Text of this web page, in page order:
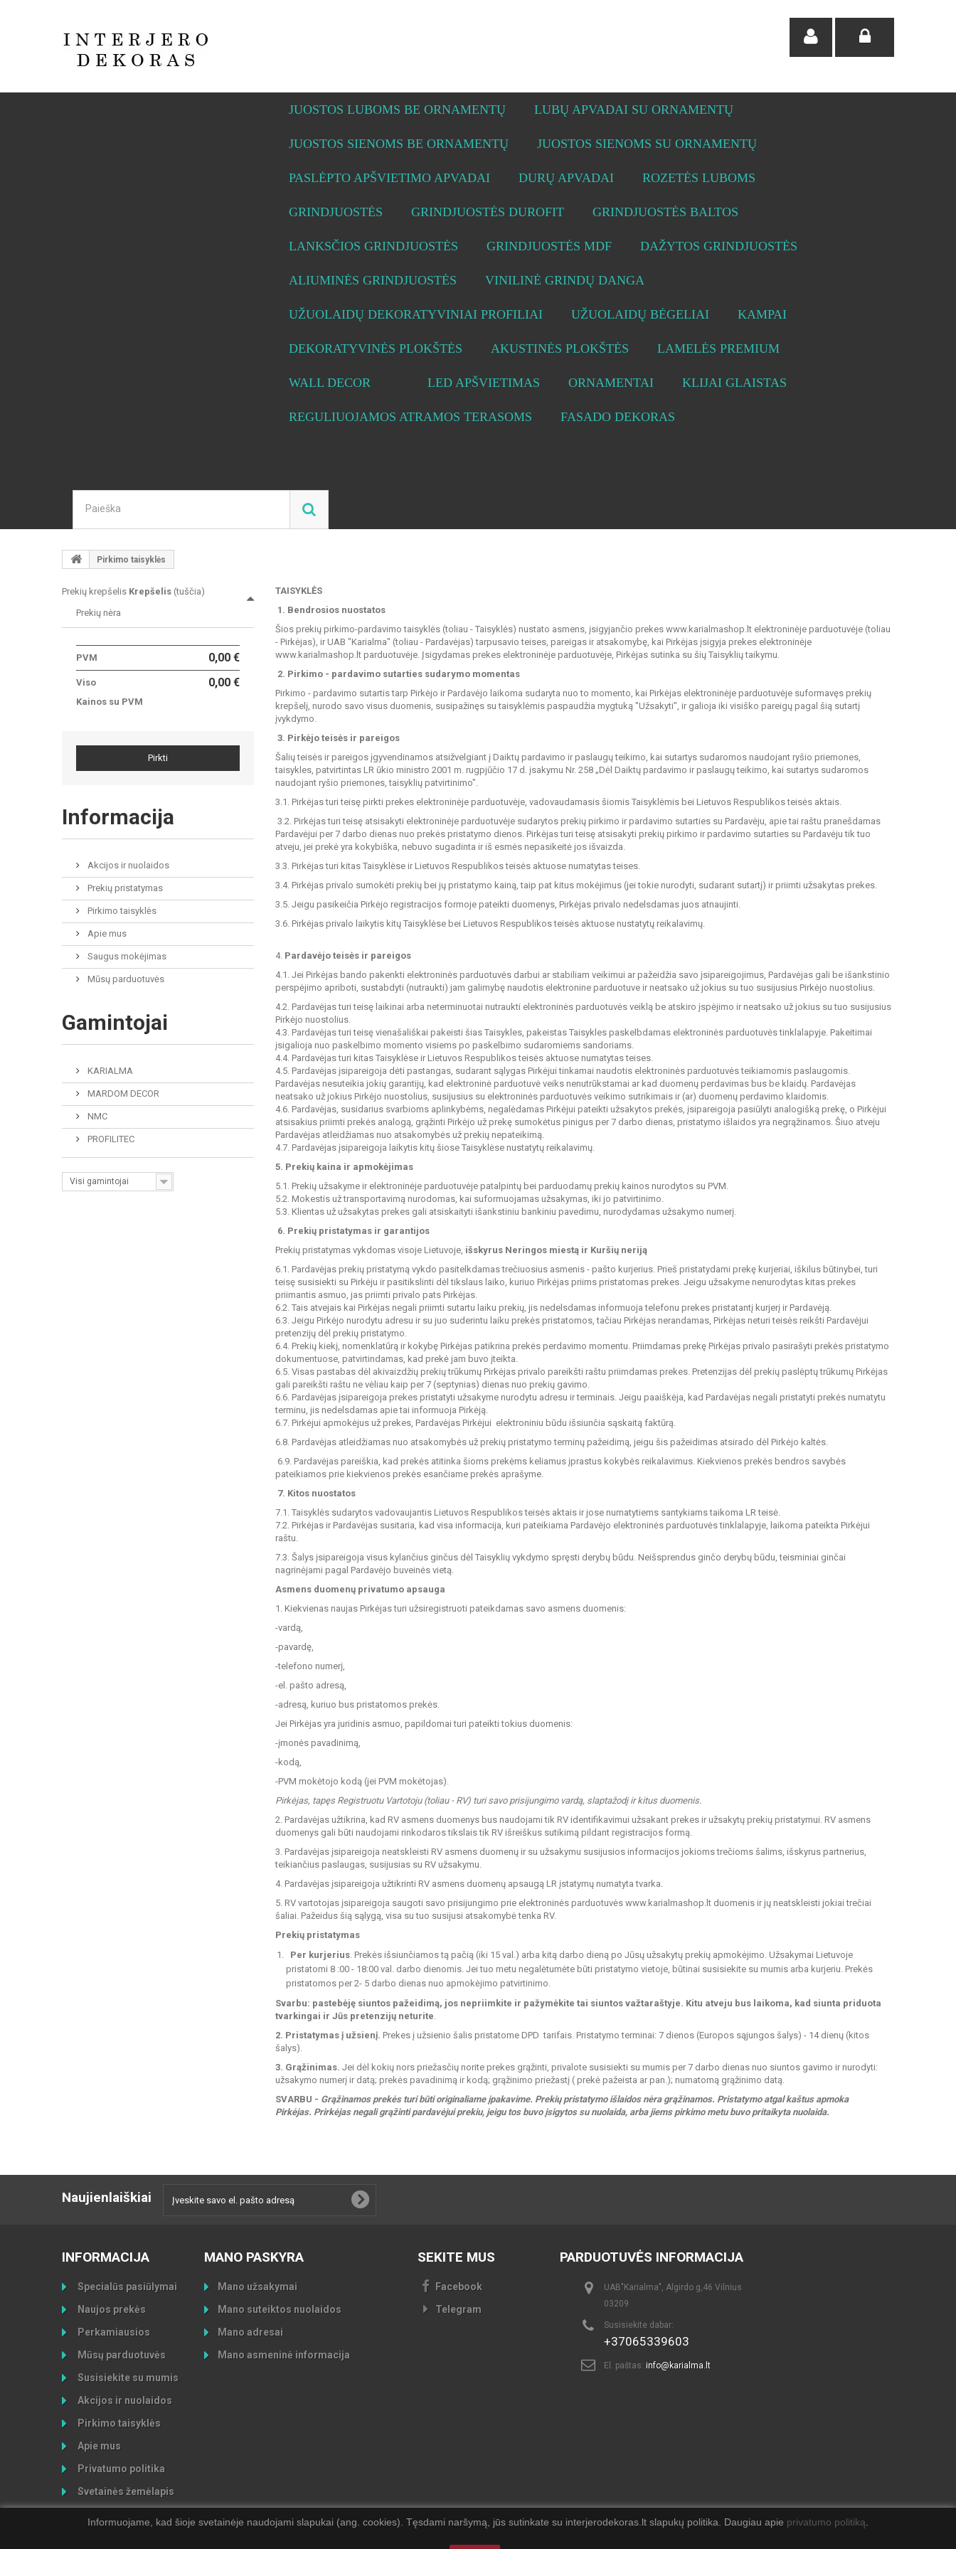
Informuojame, kad šioje svetainėje naudojami slapukai (ang. cookies). Tęsdami naršymą, jūs sutinkate su interjerodekoras.lt slapukų politika. Daugiau apie privatumo politiką
JUOSTOS LUBOMS BE ORNAMENTŲ LUBŲ APVADAI SU ORNAMENTŲ
JUOSTOS SIENOMS BE ORNAMENTŲ JUOSTOS SIENOMS SU ORNAMENTŲ
PASLĖPTO APŠVIETIMO APVADAI DURŲ APVADAI ROZETĖS LUBOMS
GRINDJUOSTĖS GRINDJUOSTĖS DUROFIT GRINDJUOSTĖS BALTOS
LANKSČIOS GRINDJUOSTĖS GRINDJUOSTĖS MDF DAŽYTOS GRINDJUOSTĖS
ALIUMINĖS GRINDJUOSTĖS VINILINĖ GRINDŲ DANGA
UŽUOLAIDŲ DEKORATYVINIAI PROFILIAI UŽUOLAIDŲ BĖGELIAI KAMPAI
DEKORATYVINĖS PLOKŠTĖS AKUSTINĖS PLOKŠTĖS LAMELĖS PREMIUM
WALL DECOR LED APŠVIETIMAS ORNAMENTAI KLIJAI GLAISTAS
REGULIUOJAMOS ATRAMOS TERASOMS FASADO DEKORAS
Pirkimo taisyklės
Prekių krepšelis Krepšelis (tuščia)
Prekių nėra
0,00 €
PVM
0,00 €
Viso
Kainos su PVM
Pirkti
Informacija
Akcijos ir nuolaidos
Prekių pristatymas
Pirkimo taisyklės
Apie mus
Saugus mokėjimas
Mūsų parduotuvės
Gamintojai
KARIALMA
MARDOM DECOR
NMC
PROFILITEC
Visi gamintojai
TAISYKLĖS
1. Bendrosios nuostatos
Šios prekių pirkimo-pardavimo taisyklės (toliau - Taisyklės) nustato asmens, įsigyjančio prekes www.karialmashop.lt elektroninėje parduotuvėje (toliau
- Pirkėjas), ir UAB "Karialma" (toliau - Pardavėjas) tarpusavio teises, pareigas ir atsakomybę, kai Pirkėjas įsigyja prekes elektroninėje
www.karialmashop.lt parduotuvėje. Įsigydamas prekes elektroninėje parduotuvėje, Pirkėjas sutinka su šių Taisyklių taikymu.
2. Pirkimo - pardavimo sutarties sudarymo momentas
Pirkimo - pardavimo sutartis tarp Pirkėjo ir Pardavėjo laikoma sudaryta nuo to momento, kai Pirkėjas elektroninėje parduotuvėje suformavęs prekių
krepšelį, nurodo savo visus duomenis, susipažinęs su taisyklėmis paspaudžia mygtuką "Užsakyti", ir galioja iki visiško pareigų pagal šią sutartį
įvykdymo.
3. Pirkėjo teisės ir pareigos
Šalių teisės ir pareigos įgyvendinamos atsižvelgiant į Daiktų pardavimo ir paslaugų teikimo, kai sutartys sudaromos naudojant ryšio priemones,
taisykles, patvirtintas LR ūkio ministro 2001 m. rugpjūčio 17 d. įsakymu Nr. 258 „Dėl Daiktų pardavimo ir paslaugų teikimo, kai sutartys sudaromos
naudojant ryšio priemones, taisyklių patvirtinimo".
3.1. Pirkėjas turi teisę pirkti prekes elektroninėje parduotuvėje, vadovaudamasis šiomis Taisyklėmis bei Lietuvos Respublikos teisės aktais.
​ 3.2. Pirkėjas turi teisę atsisakyti elektroninėje parduotuvėje sudarytos prekių pirkimo ir pardavimo sutarties su Pardavėju, apie tai raštu pranešdamas
Pardavėjui per 7 darbo dienas nuo prekės pristatymo dienos. Pirkėjas turi teisę atsisakyti prekių pirkimo ir pardavimo sutarties su Pardavėju tik tuo
atveju, jei prekė yra kokybiška, nebuvo sugadinta ir iš esmės nepasikeitė jos išvaizda.
3.3. Pirkėjas turi kitas Taisyklėse ir Lietuvos Respublikos teisės aktuose numatytas teises.
3.4. Pirkėjas privalo sumokėti prekių bei jų pristatymo kainą, taip pat kitus mokėjimus (jei tokie nurodyti, sudarant sutartį) ir priimti užsakytas prekes.
3.5. Jeigu pasikeičia Pirkėjo registracijos formoje pateikti duomenys, Pirkėjas privalo nedelsdamas juos atnaujinti.
3.6. Pirkėjas privalo laikytis kitų Taisyklėse bei Lietuvos Respublikos teisės aktuose nustatytų reikalavimų.
4. Pardavėjo teisės ir pareigos
4.1. Jei Pirkėjas bando pakenkti elektroninės parduotuvės darbui ar stabiliam veikimui ar pažeidžia savo įsipareigojimus, Pardavėjas gali be išankstinio
perspėjimo apriboti, sustabdyti (nutraukti) jam galimybę naudotis elektronine parduotuve ir neatsako už jokius su tuo susijusius Pirkėjo nuostolius.
4.2. Pardavėjas turi teisę laikinai arba neterminuotai nutraukti elektroninės parduotuvės veiklą be atskiro įspėjimo ir neatsako už jokius su tuo susijusius
Pirkėjo nuostolius.
4.3. Pardavėjas turi teisę vienašališkai pakeisti šias Taisykles, pakeistas Taisykles paskelbdamas elektroninės parduotuvės tinklalapyje. Pakeitimai
įsigalioja nuo paskelbimo momento visiems po paskelbimo sudaromiems sandoriams.
4.4. Pardavėjas turi kitas Taisyklėse ir Lietuvos Respublikos teisės aktuose numatytas teises.
4.5. Pardavėjas įsipareigoja dėti pastangas, sudarant sąlygas Pirkėjui tinkamai naudotis elektroninės parduotuvės teikiamomis paslaugomis.
Pardavėjas nesuteikia jokių garantijų, kad elektroninė parduotuvė veiks nenutrūkstamai ar kad duomenų perdavimas bus be klaidų. Pardavėjas
neatsako už jokius Pirkėjo nuostolius, susijusius su elektroninės parduotuvės veikimo sutrikimais ir (ar) duomenų perdavimo klaidomis.
4.6. Pardavėjas, susidarius svarbioms aplinkybėms, negalėdamas Pirkėjui pateikti užsakytos prekės, įsipareigoja pasiūlyti analogišką prekę, o Pirkėjui
atsisakius priimti prekės analogą, grąžinti Pirkėjo už prekę sumokėtus pinigus per 7 darbo dienas, pristatymo išlaidos yra negrąžinamos. Šiuo atveju
Pardavėjas atleidžiamas nuo atsakomybės už prekių nepateikimą.
4.7. Pardavėjas įsipareigoja laikytis kitų šiose Taisyklėse nustatytų reikalavimų.
5. Prekių kaina ir apmokėjimas
5.1. Prekių užsakyme ir elektroninėje parduotuvėje patalpintų bei parduodamų prekių kainos nurodytos su PVM.
5.2. Mokestis už transportavimą nurodomas, kai suformuojamas užsakymas, iki jo patvirtinimo.
5.3. Klientas už užsakytas prekes gali atsiskaityti išankstiniu bankiniu pavedimu, nurodydamas užsakymo numerį.
6. Prekių pristatymas ir garantijos
Prekių pristatymas vykdomas visoje Lietuvoje, išskyrus Neringos miestą ir Kuršių neriją
6.1. Pardavėjas prekių pristatymą vykdo pasitelkdamas trečiuosius asmenis - pašto kurjerius. Prieš pristatydami prekę kurjeriai, iškilus būtinybei, turi
teisę susisiekti su Pirkėju ir pasitikslinti dėl tikslaus laiko, kuriuo Pirkėjas priims pristatomas prekes. Jeigu užsakyme nenurodytas kitas prekes
priimantis asmuo, jas priimti privalo pats Pirkėjas.
6.2. Tais atvejais kai Pirkėjas negali priimti sutartu laiku prekių, jis nedelsdamas informuoja telefonu prekes pristatantį kurjerį ir Pardavėją.
6.3. Jeigu Pirkėjo nurodytu adresu ir su juo suderintu laiku prekės pristatomos, tačiau Pirkėjas nerandamas, Pirkėjas neturi teisės reikšti Pardavėjui
pretenzijų dėl prekių pristatymo.
6.4. Prekių kiekį, nomenklatūrą ir kokybę Pirkėjas patikrina prekės perdavimo momentu. Priimdamas prekę Pirkėjas privalo pasirašyti prekės pristatymo
dokumentuose, patvirtindamas, kad prekė jam buvo įteikta.
6.5. Visas pastabas dėl akivaizdžių prekių trūkumų Pirkėjas privalo pareikšti raštu priimdamas prekes. Pretenzijas dėl prekių paslėptų trūkumų Pirkėjas
gali pareikšti raštu ne vėliau kaip per 7 (septynias) dienas nuo prekių gavimo.
6.6. Pardavėjas įsipareigoja prekes pristatyti užsakyme nurodytu adresu ir terminais. Jeigu paaiškėja, kad Pardavėjas negali pristatyti prekės numatytu
terminu, jis nedelsdamas apie tai informuoja Pirkėją.
6.7. Pirkėjui apmokėjus už prekes, Pardavėjas Pirkėjui elektroniniu būdu išsiunčia sąskaitą faktūrą.
6.8. Pardavėjas atleidžiamas nuo atsakomybės už prekių pristatymo terminų pažeidimą, jeigu šis pažeidimas atsirado dėl Pirkėjo kaltės.
6.9. Pardavėjas pareiškia, kad prekės atitinka šioms prekėms keliamus įprastus kokybės reikalavimus. Kiekvienos prekės bendros savybės
pateikiamos prie kiekvienos prekės esančiame prekės aprašyme.
7. Kitos nuostatos
7.1. Taisyklės sudarytos vadovaujantis Lietuvos Respublikos teisės aktais ir jose numatytiems santykiams taikoma LR teisė.
7.2. Pirkėjas ir Pardavėjas susitaria, kad visa informacija, kuri pateikiama Pardavėjo elektroninės parduotuvės tinklalapyje, laikoma pateikta Pirkėjui
raštu.
7.3. Šalys įsipareigoja visus kylančius ginčus dėl Taisyklių vykdymo spręsti derybų būdu. Neišsprendus ginčo derybų būdu, teisminiai ginčai
nagrinėjami pagal Pardavėjo buveinės vietą.
Asmens duomenų privatumo apsauga
1. Kiekvienas naujas Pirkėjas turi užsiregistruoti pateikdamas savo asmens duomenis:
-vardą,
-pavardę,
-telefono numerį,
-el. pašto adresą,
-adresą, kuriuo bus pristatomos prekės.
Jei Pirkėjas yra juridinis asmuo, papildomai turi pateikti tokius duomenis:
-įmonės pavadinimą,
-kodą,
-PVM mokėtojo kodą (jei PVM mokėtojas).
Pirkėjas, tapęs Registruotu Vartotoju (toliau - RV) turi savo prisijungimo vardą, slaptažodį ir kitus duomenis.
2. Pardavėjas užtikrina, kad RV asmens duomenys bus naudojami tik RV identifikavimui užsakant prekes ir užsakytų prekių pristatymui. RV asmens
duomenys gali būti naudojami rinkodaros tikslais tik RV išreiškus sutikimą pildant registracijos formą.
3. Pardavėjas įsipareigoja neatskleisti RV asmens duomenų ir su užsakymu susijusios informacijos jokioms trečioms šalims, išskyrus partnerius,
teikiančius paslaugas, susijusias su RV užsakymu.
4. Pardavėjas įsipareigoja užtikrinti RV asmens duomenų apsaugą LR įstatymų numatyta tvarka.
5. RV vartotojas įsipareigoja saugoti savo prisijungimo prie elektroninės parduotuvės www.karialmashop.lt duomenis ir jų neatskleisti jokiai trečiai
šaliai. Pažeidus šią sąlygą, visa su tuo susijusi atsakomybė tenka RV.
Prekių pristatymas
Per kurjerius. Prekės išsiunčiamos tą pačią (iki 15 val.) arba kitą darbo dieną po Jūsų užsakytų prekių apmokėjimo. Užsakymai Lietuvoje
pristatomi 8 :00 - 18:00 val. darbo dienomis. Jei tuo metu negalėtumėte būti pristatymo vietoje, būtinai susisiekite su mumis arba kurjeriu. Prekės
pristatomos per 2- 5 darbo dienas nuo apmokėjimo patvirtinimo.
Svarbu: pastebėję siuntos pažeidimą, jos nepriimkite ir pažymėkite tai siuntos važtaraštyje. Kitu atveju bus laikoma, kad siunta priduota
tvarkingai ir Jūs pretenzijų neturite.
2. Pristatymas į užsienį. Prekes į užsienio šalis pristatome DPD tarifais. Pristatymo terminai: 7 dienos (Europos sąjungos šalys) - 14 dienų (kitos
šalys).
3. Grąžinimas. Jei dėl kokių nors priežasčių norite prekes grąžinti, privalote susisiekti su mumis per 7 darbo dienas nuo siuntos gavimo ir nurodyti:
užsakymo numerį ir datą; prekės pavadinimą ir kodą; grąžinimo priežastį ( prekė pažeista ar pan.); numatomą grąžinimo datą.
SVARBU - Grąžinamos prekės turi būti originaliame įpakavime. Prekių pristatymo išlaidos nėra grąžinamos. Pristatymo atgal kaštus apmoka
Pirkėjas. Prirkėjas negali grąžinti pardavėjui prekiu, jeigu tos buvo įsigytos su nuolaida, arba jiems pirkimo metu buvo pritaikyta nuolaida.
Naujienlaiškiai
INFORMACIJA
Specialūs pasiūlymai
Naujos prekės
Perkamiausios
Mūsų parduotuvės
Susisiekite su mumis
Akcijos ir nuolaidos
Pirkimo taisyklės
Apie mus
Privatumo politika
Svetainės žemėlapis
MANO PASKYRA
Mano užsakymai
Mano suteiktos nuolaidos
Mano adresai
Mano asmeninė informacija
SEKITE MUS
Facebook
Telegram
PARDUOTUVĖS INFORMACIJA
UAB"Karialma", Algirdo g,46 Vilnius
03209
Susisiekite dabar:
+37065339603
El. paštas: info@karialma.lt